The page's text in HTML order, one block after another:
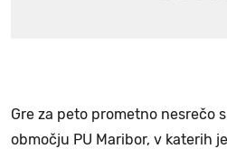
Gre za peto prometno nesrečo
območju PU Maribor, v katerih